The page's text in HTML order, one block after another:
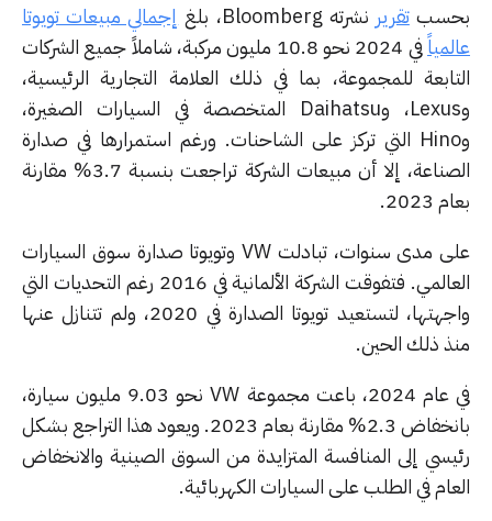
تقرير نشرته Bloomberg، بلغ
إجمالي مبيعات تويوتا
في 2024 نحو 10.8 مليون مركبة، شاملاً جميع الشركات
للمجموعة، بما في ذلك العلامة التجارية الرئيسية،
وLexus، وDaihatsu المتخصصة في السيارات الصغيرة،
وHino التي تركز على الشاحنات. ورغم استمرارها في صدارة
الصناعة، إلا أن مبيعات الشركة تراجعت بنسبة 3.7% مقارنة
على مدى سنوات، تبادلت VW وتويوتا صدارة سوق السيارات
العالمي. فتفوقت الشركة الألمانية في 2016 رغم التحديات التي
واجهتها، لتستعيد تويوتا الصدارة في 2020، ولم تتنازل عنها
ذلك الحين.
في عام 2024، باعت مجموعة VW نحو 9.03 مليون سيارة،
بانخفاض 2.3% مقارنة بعام 2023. ويعود هذا التراجع بشكل
إلى المنافسة المتزايدة من السوق الصينية والانخفاض
في الطلب على السيارات الكهربائية.